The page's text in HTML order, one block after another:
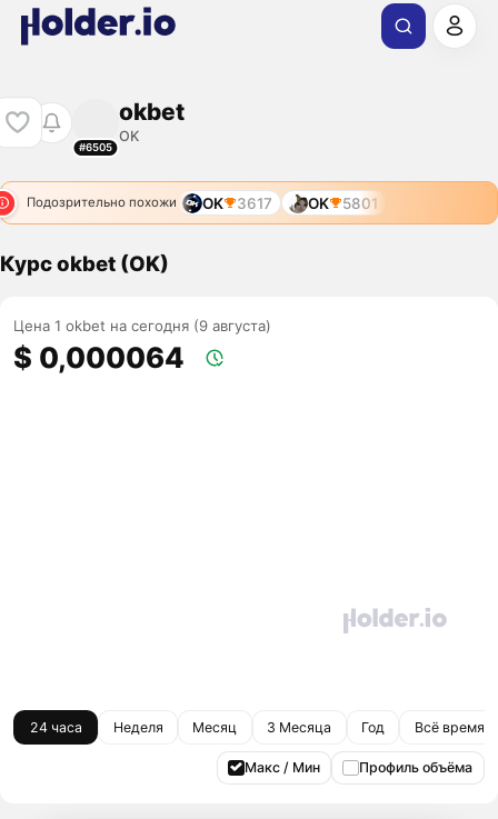
#6505
okbet
OK
Подозрительно похожи OK 3617 OK 5801
Курс okbet (OK)
Цена 1 okbet на сегодня (9 августа)
$ 0,000064
24 часа Неделя Месяц 3 Месяца Год Всё время
Макс / Мин Профиль объёма